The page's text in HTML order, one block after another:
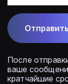
После
ваше
кратчайшие